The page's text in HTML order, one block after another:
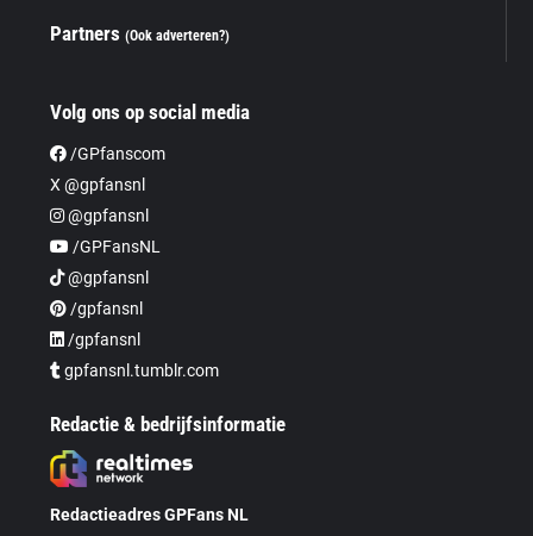
Partners(Ook adverteren?)
Volg ons op social media
/GPfanscom
X @gpfansnl
@gpfansnl
/GPFansNL
@gpfansnl
/gpfansnl
/gpfansnl
gpfansnl.tumblr.com
Redactie & bedrijfsinformatie
Redactieadres GPFans NL